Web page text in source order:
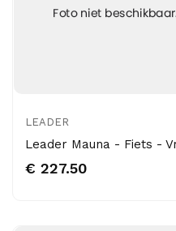
LEADER
Leader Mauna - Fiets -
€ 227.50